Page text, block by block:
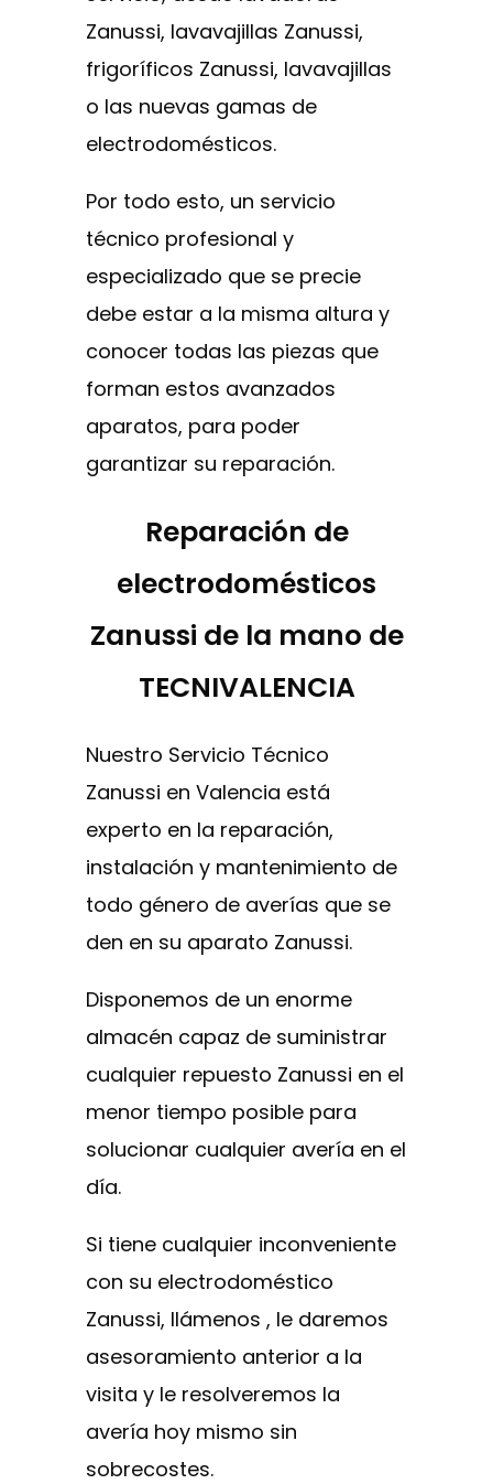
Zanussi, lavavajillas Zanussi,
frigoríficos Zanussi, lavavajillas
o las nuevas gamas de
electrodomésticos.
Por todo esto, un servicio
técnico profesional y
especializado que se precie
debe estar a la misma altura y
conocer todas las piezas que
forman estos avanzados
aparatos, para poder
garantizar su reparación.
Reparación de
electrodomésticos
Zanussi de la mano de
TECNIVALENCIA
Nuestro Servicio Técnico
Zanussi en Valencia está
experto en la reparación,
instalación y mantenimiento de
todo género de averías que se
den en su aparato Zanussi.
Disponemos de un enorme
almacén capaz de suministrar
cualquier repuesto Zanussi en el
menor tiempo posible para
solucionar cualquier avería en el
día.
Si tiene cualquier inconveniente
con su electrodoméstico
Zanussi, llámenos , le daremos
asesoramiento anterior a la
visita y le resolveremos la
avería hoy mismo sin
sobrecostes.